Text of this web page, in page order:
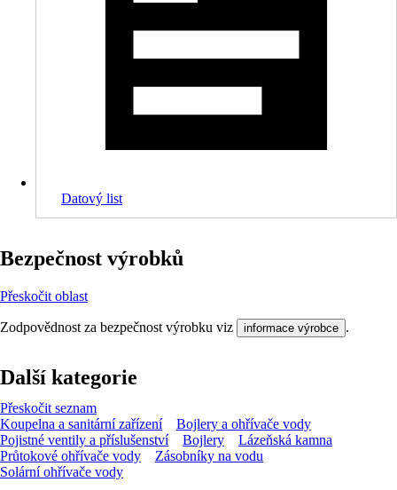
Datový list
Bezpečnost výrobků
Přeskočit oblast
Zodpovědnost za bezpečnost výrobku viz informace výrobce .
Další kategorie
Přeskočit seznam
Koupelna a sanitární zařízení
Bojlery a ohřívače vody
Pojistné ventily a příslušenství
Bojlery
Lázeňská kamna
Průtokové ohřívače vody
Zásobníky na vodu
Solární ohřívače vody